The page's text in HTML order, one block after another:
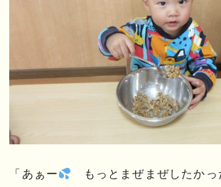
「あぁー もっとまぜまぜしたかっ